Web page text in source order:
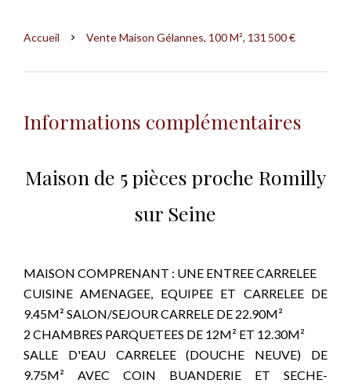
Accueil Vente Maison Gélannes, 100 M², 131 500 €
Informations complémentaires
Maison de 5 pièces proche Romilly
sur Seine
MAISON COMPRENANT : UNE ENTREE CARRELEE
CUISINE AMENAGEE, EQUIPEE ET CARRELEE DE
9.45M² SALON/SEJOUR CARRELE DE 22.90M²
2 CHAMBRES PARQUETEES DE 12M² ET 12.30M²
SALLE D'EAU CARRELEE (DOUCHE NEUVE) DE
9.75M² AVEC COIN BUANDERIE ET SECHE-